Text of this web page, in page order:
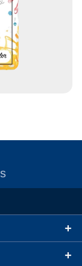
+
+